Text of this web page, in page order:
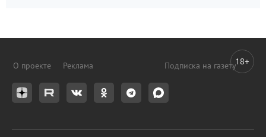
О проекте Реклама Подписка на газету18+